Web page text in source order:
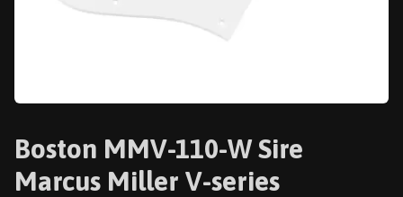
Boston MMV-110-W Sire
Marcus Miller V-series